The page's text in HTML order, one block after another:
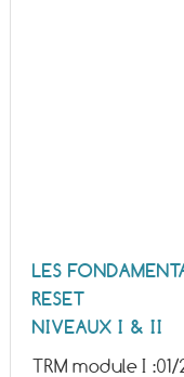
LES
RESET
NIVEAUX I & II
TRM module I :01/